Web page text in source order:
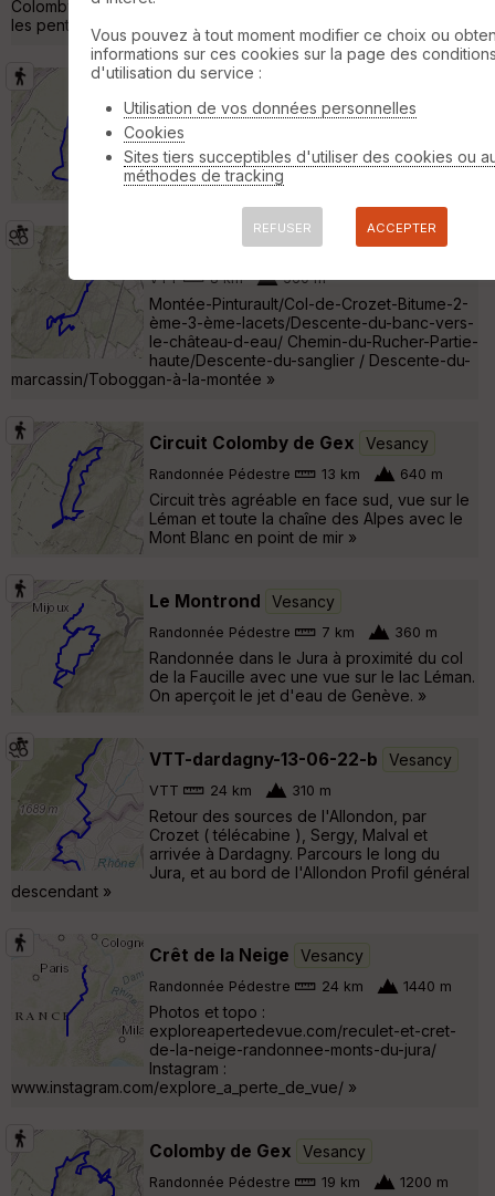
Colomby. Du colomby on redescend de l'autre côté pour éviter
les pentes raides du pa »
Randonnée Pédestre 14 km 760 m
Superbe balade automnale avec une
douceur et des paysages de rêve sur le
bassin Lémanique et toutes les Alpes »
top singles Vesancy
VTT 8 km 560 m
Montée-Pinturault/Col-de-Crozet-Bitume-2-
ème-3-ème-lacets/Descente-du-banc-vers-
le-château-d-eau/ Chemin-du-Rucher-Partie-
haute/Descente-du-sanglier / Descente-du-
marcassin/Toboggan-à-la-montée »
Circuit Colomby de Gex Vesancy
Randonnée Pédestre 13 km 640 m
Circuit très agréable en face sud, vue sur le
Léman et toute la chaîne des Alpes avec le
Mont Blanc en point de mir »
Le Montrond Vesancy
Randonnée Pédestre 7 km 360 m
Randonnée dans le Jura à proximité du col
de la Faucille avec une vue sur le lac Léman.
On aperçoit le jet d'eau de Genève. »
VTT-dardagny-13-06-22-b Vesancy
VTT 24 km 310 m
Retour des sources de l'Allondon, par
Crozet ( télécabine ), Sergy, Malval et
arrivée à Dardagny. Parcours le long du
Jura, et au bord de l'Allondon Profil général
descendant »
Crêt de la Neige Vesancy
Randonnée Pédestre 24 km 1440 m
Photos et topo :
exploreapertedevue.com/reculet-et-cret-
de-la-neige-randonnee-monts-du-jura/
Instagram :
www.instagram.com/explore_a_perte_de_vue/ »
Colomby de Gex Vesancy
Randonnée Pédestre 19 km 1200 m
Vous pouvez à tout moment modifier ce choix ou
informations sur ces cookies sur la page des
d'utilisation du service :
Utilisation de vos données personnelles
Cookies
Sites tiers succeptibles d'utiliser des cookies ou
méthodes de tracking
REFUSER ACCEPTER